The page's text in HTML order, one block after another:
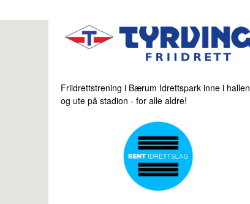
Friidrettstrening i Bærum Idrettspark inne i hallen
og ute på stadion - for alle aldre!